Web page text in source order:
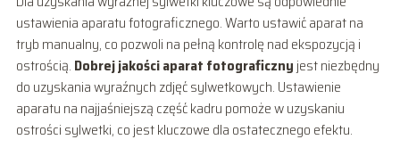
ustawienia aparatu fotograficznego. Warto ustawić aparat na
tryb manualny, co pozwoli na pełną kontrolę nad ekspozycją i
ostrością. Dobrej jakości aparat fotograficzny jest niezbędny
do uzyskania wyraźnych zdjęć sylwetkowych. Ustawienie
aparatu na najjaśniejszą część kadru pomoże w uzyskaniu
ostrości sylwetki, co jest kluczowe dla ostatecznego efektu.